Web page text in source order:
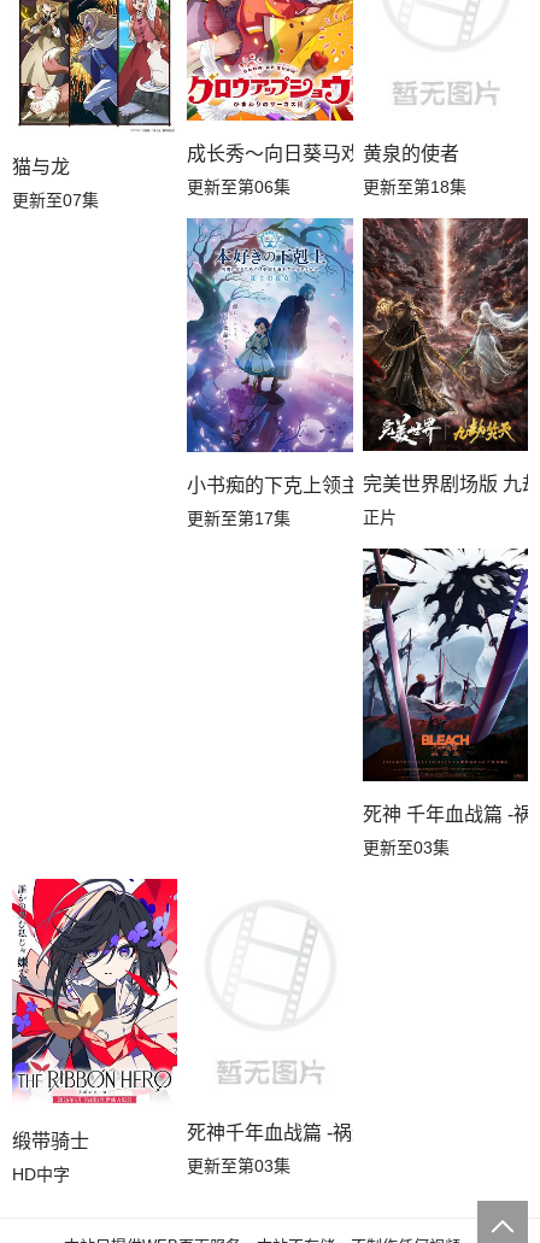
猫与龙
更新至07集
成长秀～向日葵马戏团～
更新至第06集
黄泉的使者
更新至第18集
小书痴的下克上领主的养女
更新至第17集
完美世界剧场版 九
正片
死神 千年血战篇 -祸
更新至03集
缎带骑士
HD中字
死神千年血战篇 -祸进谭-
更新至第03集